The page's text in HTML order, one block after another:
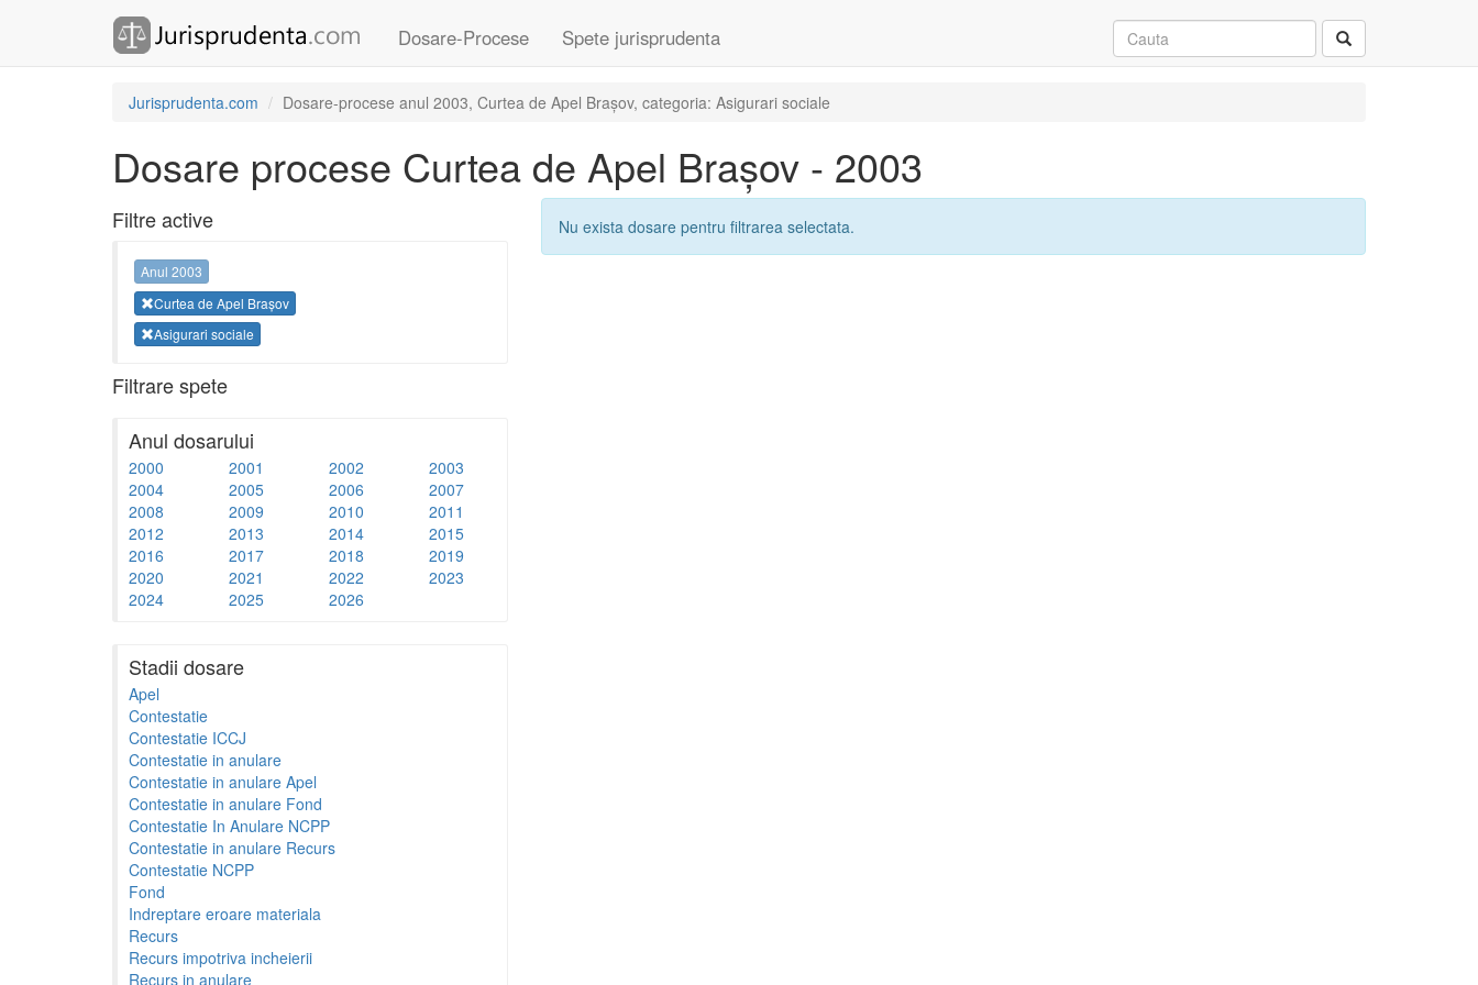
Dosare-Procese Spete jurisprudenta
Jurisprudenta.com Dosare-procese anul 2003, Curtea de Apel Brașov, categoria: Asigurari sociale
Dosare procese Curtea de Apel Brașov - 2003
Filtre active
Anul 2003
Curtea de Apel Brașov
Asigurari sociale
Filtrare spete
Anul dosarului
2000 2001 2002
2003
2004
2005 2006
2007
2008
2009 2010
2011
2012
2013 2014
2015
2016
2017 2018
2019
2020
2021 2022
2023
2024
2025 2026
Stadii dosare
Apel
Contestatie
Contestatie ICCJ
Contestatie in anulare
Contestatie in anulare Apel
Contestatie in anulare Fond
Contestatie In Anulare NCPP
Contestatie in anulare Recurs
Contestatie NCPP
Fond
Indreptare eroare materiala
Recurs
Recurs impotriva incheierii
Recurs in anulare
Nu exista dosare pentru filtrarea selectata.